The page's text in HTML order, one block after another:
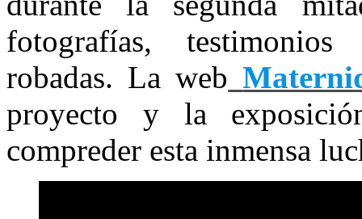
fotografías,
robadas. La web
proyecto y la
compreder esta inmensa